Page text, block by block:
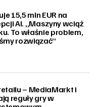
15,5 mln EUR na
AI. „Maszyny wciąż
To właśnie problem,
rozwiązać”
– MediaMarkt i
reguły gry w